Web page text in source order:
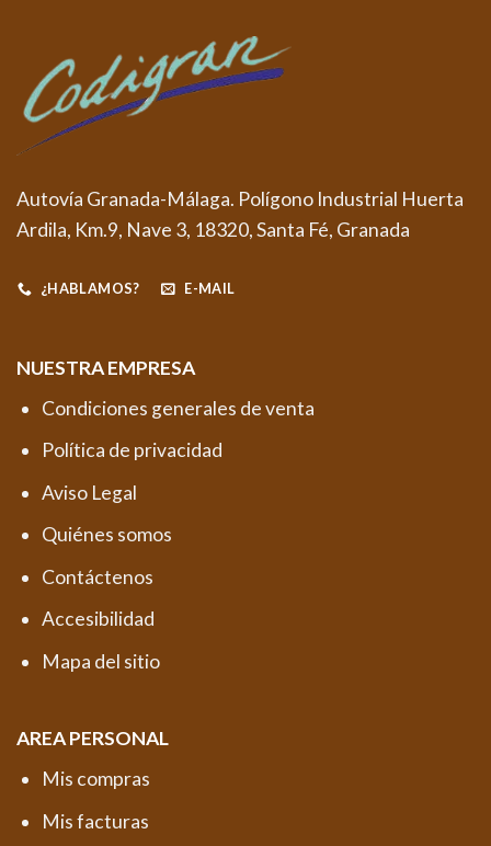
Autovía Granada-Málaga. Polígono Industrial Huerta
Ardila, Km.9, Nave 3, 18320, Santa Fé, Granada
¿HABLAMOS? E-MAIL
NUESTRA EMPRESA
Condiciones generales de venta
Política de privacidad
Aviso Legal
Quiénes somos
Contáctenos
Accesibilidad
Mapa del sitio
AREA PERSONAL
Mis compras
Mis facturas